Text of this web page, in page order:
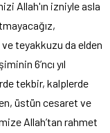
Allah'ın izniyle asla
teyakkuzu da elden
6’ncı yıl
tekbir, kalplerde
üstün cesaret ve
Allah’tan rahmet